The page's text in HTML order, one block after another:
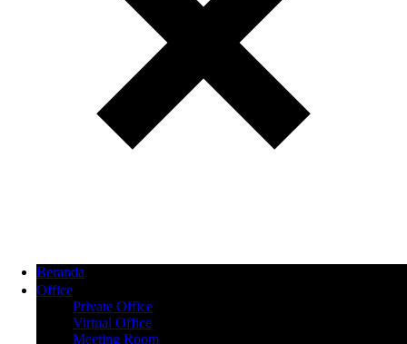
Beranda
Office
Private Office
Virtual Office
Meeting Room